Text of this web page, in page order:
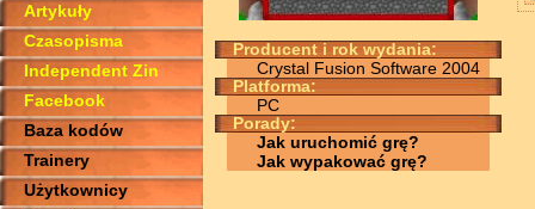
Artykuły
Czasopisma
Independent Zin
Facebook
Baza kodów
Trainery
Użytkownicy
Producent i rok wydania:
Crystal Fusion Software 2004
Platforma:
PC
Porady:
Jak uruchomić grę?
Jak wypakować grę?